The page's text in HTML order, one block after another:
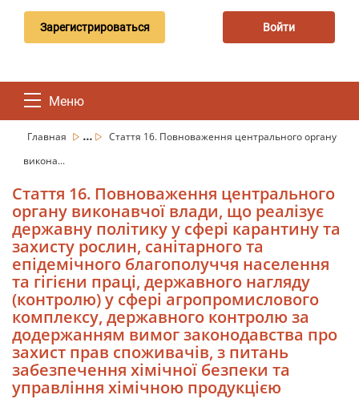
Зарегистрироваться Войти
Меню
Главная ...
Стаття 16. Повноваження центрального органу
викона...
Стаття 16. Повноваження центрального
органу виконавчої влади, що реалізує
державну політику у сфері карантину та
захисту рослин, санітарного та
епідемічного благополуччя населення
та гігієни праці, державного нагляду
(контролю) у сфері агропромислового
комплексу, державного контролю за
додержанням вимог законодавства про
захист прав споживачів, з питань
забезпечення хімічної безпеки та
управління хімічною продукцією